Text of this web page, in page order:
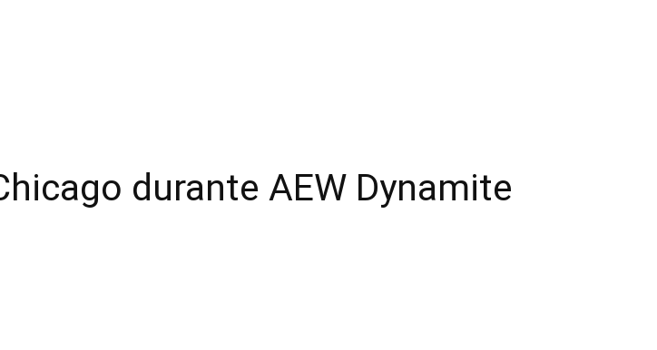
durante AEW Dynamite